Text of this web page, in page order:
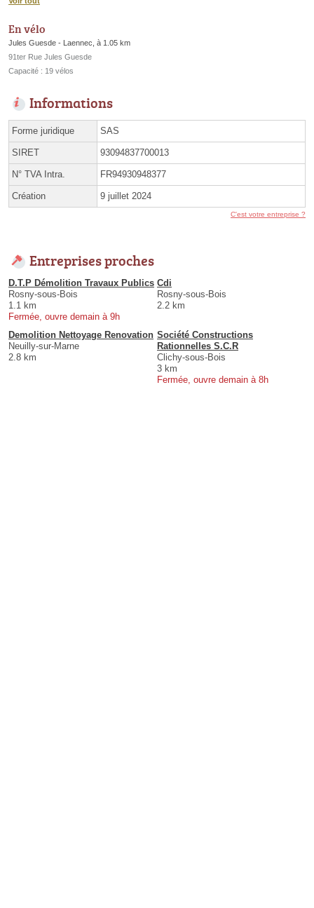
En vélo
Jules Guesde - Laennec, à 1.05 km
91ter Rue Jules Guesde
Capacité : 19 vélos
Informations
Forme juridique SAS
SIRET 93094837700013
N° TVA Intra. FR94930948377
Création 9 juillet 2024
C'est votre entreprise ?
Entreprises proches
D.T.P Démolition Travaux Publics
Rosny-sous-Bois
1.1 km
Fermée, ouvre demain à 9h
Cdi
Rosny-sous-Bois
2.2 km
Demolition Nettoyage Renovation
Neuilly-sur-Marne
2.8 km
Société Constructions
Rationnelles S.C.R
Clichy-sous-Bois
3 km
Fermée, ouvre demain à 8h